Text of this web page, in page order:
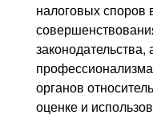
налоговых
органов
оценке и